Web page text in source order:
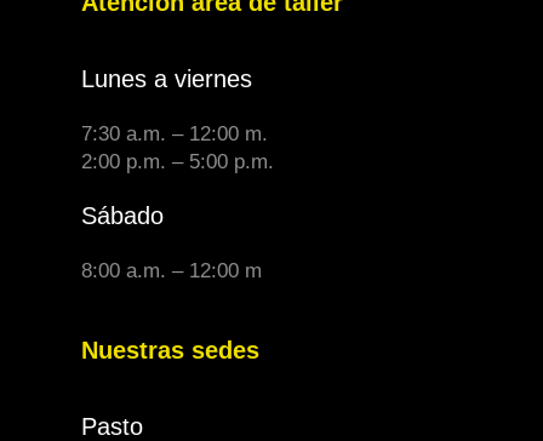
Lunes a viernes
7:30 a.m. – 12:00 m.
2:00 p.m. – 5:00 p.m.
Sábado
8:00 a.m. – 12:00 m
Nuestras sedes
Pasto